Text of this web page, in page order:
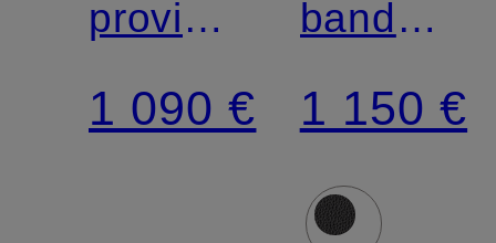
provisions
WOODY
MEDIUM
1 090 €
MARCIE
1 150 €